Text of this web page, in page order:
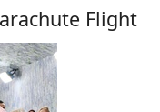
Flight